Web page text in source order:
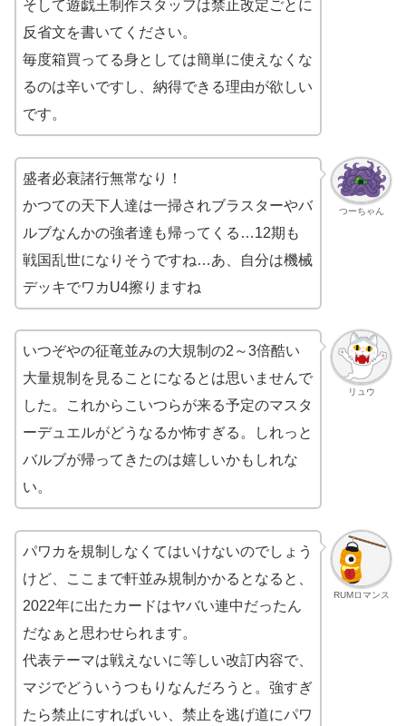
そして遊戯王制作スタッフは禁止改定ごとに
反省文を書いてください。
毎度箱買ってる身としては簡単に使えなくな
るのは辛いですし、納得できる理由が欲しい
です。
つーちゃん
盛者必衰諸行無常なり！
かつての天下人達は一掃されブラスターやバ
ルブなんかの強者達も帰ってくる…12期も
戦国乱世になりそうですね…あ、自分は機械
デッキでワカU4擦りますね
リュウ
いつぞやの征竜並みの大規制の2～3倍酷い
大量規制を見ることになるとは思いませんで
した。これからこいつらが来る予定のマスタ
ーデュエルがどうなるか怖すぎる。しれっと
バルブが帰ってきたのは嬉しいかもしれな
い。
RUMロマンス
パワカを規制しなくてはいけないのでしょう
けど、ここまで軒並み規制かかるとなると、
2022年に出たカードはヤバい連中だったん
だなぁと思わせられます。
代表テーマは戦えないに等しい改訂内容で、
マジでどういうつもりなんだろうと。強すぎ
たら禁止にすればいい、禁止を逃げ道にパワ